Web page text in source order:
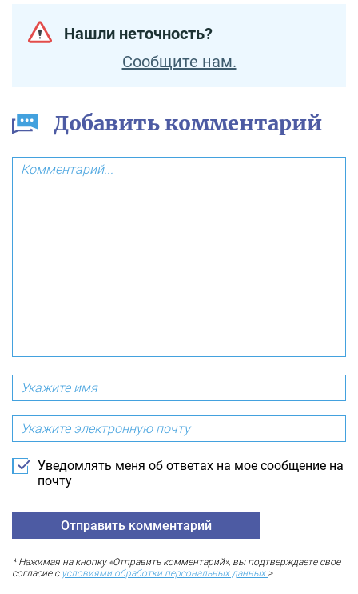
Нашли неточность?
Сообщите нам.
Добавить комментарий
Уведомлять меня об ответах на мое сообщение на
почту
* Нажимая на кнопку «Отправить комментарий», вы подтверждаете свое
согласие с условиями обработки персональных данных.>